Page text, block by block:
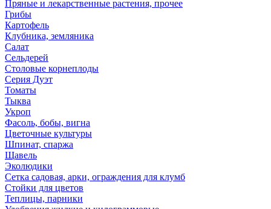
Пряные и лекарственные растения, прочее
Грибы
Картофель
Клубника, земляника
Салат
Сельдерей
Столовые корнеплоды
Серия Дуэт
Томаты
Тыква
Укроп
Фасоль, бобы, вигна
Цветочные культуры
Шпинат, спаржа
Щавель
Эколюдики
Сетка садовая, арки, ограждения для клумб
Стойки для цветов
Теплицы, парники